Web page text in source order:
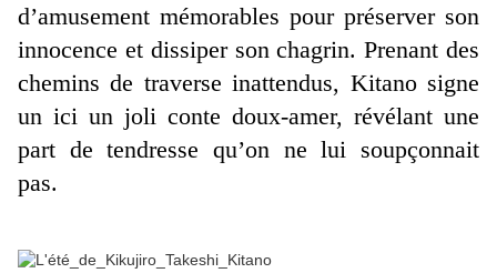
d’amusement mémorables pour préserver son
innocence et dissiper son chagrin. Prenant des
chemins de traverse inattendus, Kitano signe
un ici un joli conte doux-amer, révélant une
part de tendresse qu’on ne lui soupçonnait
pas.